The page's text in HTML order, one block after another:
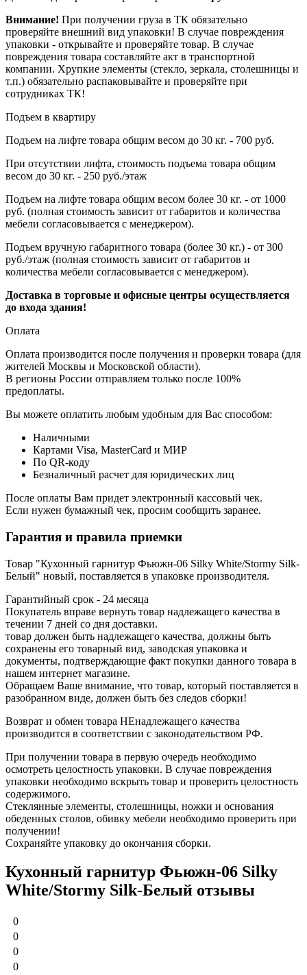
Внимание! При получении груза в ТК обязательно
проверяйте внешний вид упаковки! В случае повреждения
упаковки - открывайте и проверяйте товар. В случае
повреждения товара составляйте акт в транспортной
компании. Хрупкие элементы (стекло, зеркала, столешницы и
т.п.) обязательно распаковывайте и проверяйте при
сотрудниках ТК!
Подъем в квартиру
Подъем на лифте товара общим весом до 30 кг. - 700 руб.
При отсутствии лифта, стоимость подъема товара общим
весом до 30 кг. - 250 руб./этаж
Подъем на лифте товара общим весом более 30 кг. - от 1000
руб. (полная стоимость зависит от габаритов и количества
мебели согласовывается с менеджером).
Подъем вручную габаритного товара (более 30 кг.) - от 300
руб./этаж (полная стоимость зависит от габаритов и
количества мебели согласовывается с менеджером).
Доставка в торговые и офисные центры осуществляется
до входа здания!
Оплата
Оплата производится после получения и проверки товара (для
жителей Москвы и Московской области).
В регионы России отправляем только после 100%
предоплаты.
Вы можете оплатить любым удобным для Вас способом:
Наличными
Картами Visa, MasterCard и МИР
По QR-коду
Безналичный расчет для юридических лиц
После оплаты Вам придет электронный кассовый чек.
Если нужен бумажный чек, просим сообщить заранее.
Гарантия и правила приемки
Товар "Кухонный гарнитур Фьюжн-06 Silky White/Stormy Silk-
Белый" новый, поставляется в упаковке производителя.
Гарантийный срок - 24 месяца
Покупатель вправе вернуть товар надлежащего качества в
течении 7 дней со дня доставки.
товар должен быть надлежащего качества, должны быть
сохранены его товарный вид, заводская упаковка и
документы, подтверждающие факт покупки данного товара в
нашем интернет магазине.
Обращаем Ваше внимание, что товар, который поставляется в
разобранном виде, должен быть без следов сборки!
Возврат и обмен товара НЕнадлежащего качества
производится в соответствии с законодательством РФ.
При получении товара в первую очередь необходимо
осмотреть целостность упаковки. В случае повреждения
упаковки необходимо вскрыть товар и проверить целостность
содержимого.
Стеклянные элементы, столешницы, ножки и основания
обеденных столов, обивку мебели необходимо проверить при
получении!
Сохраняйте упаковку до окончания сборки.
Кухонный гарнитур Фьюжн-06 Silky
White/Stormy Silk-Белый отзывы
0
0
0
0